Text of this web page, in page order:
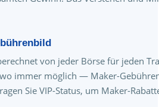
von jeder Börse für jeden
immer möglich — Maker-
Sie VIP-Status, um Maker-